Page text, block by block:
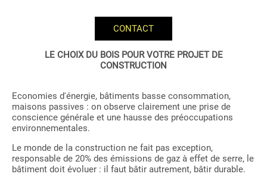
CONTACT
LE CHOIX DU BOIS POUR VOTRE PROJET DE
CONSTRUCTION
Economies d'énergie, bâtiments basse consommation,
maisons passives : on observe clairement une prise de
conscience générale et une hausse des préoccupations
environnementales.
Le monde de la construction ne fait pas exception,
responsable de 20% des émissions de gaz à effet de serre, le
bâtiment doit évoluer : il faut bâtir autrement, bâtir durable.